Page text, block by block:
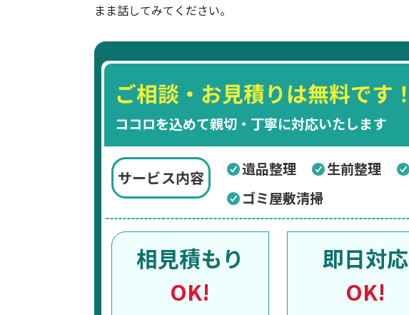
まま話してみてください。
ご相談・お見積りは無料です！
ココロを込めて親切・丁寧に対応いたします
サービス内容 遺品整理 生前整理
ゴミ屋敷清掃
相見積もり
OK!
即日対応
OK!